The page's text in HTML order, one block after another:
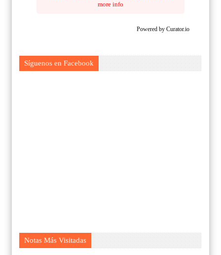
more info
Powered by Curator.io
Síguenos en Facebook
Notas Más Visitadas